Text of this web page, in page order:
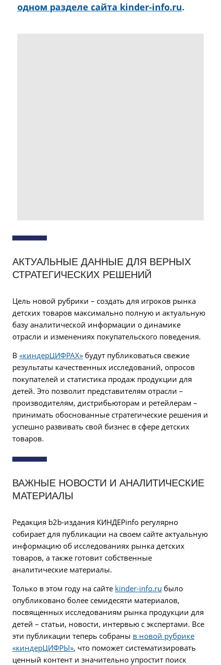
одном разделе сайта kinder-info.ru.
АКТУАЛЬНЫЕ ДАННЫЕ ДЛЯ ВЕРНЫХ
СТРАТЕГИЧЕСКИХ РЕШЕНИЙ
Цель новой рубрики – создать для игроков рынка
детских товаров максимально полную и актуальную
базу аналитической информации о динамике
отрасли и изменениях покупательского поведения.
В «киндерЦИФРАХ» будут публиковаться свежие
результаты качественных исследований, опросов
покупателей и статистика продаж продукции для
детей. Это позволит представителям отрасли –
производителям, дистрибьюторам и ретейлерам –
принимать обоснованные стратегические решения и
успешно развивать свой бизнес в сфере детских
товаров.
ВАЖНЫЕ НОВОСТИ И АНАЛИТИЧЕСКИЕ
МАТЕРИАЛЫ
Редакция b2b-издания КИНДЕРinfo регулярно
собирает для публикации на своем сайте актуальную
информацию об исследованиях рынка детских
товаров, а также готовит собственные
аналитические материалы.
Только в этом году на сайте kinder-info.ru было
опубликовано более семидесяти материалов,
посвященных исследованиям рынка продукции для
детей – статьи, новости, интервью с экспертами. Все
эти публикации теперь собраны в новой рубрике
«киндерЦИФРЫ», что поможет систематизировать
ценный контент и значительно упростит поиск